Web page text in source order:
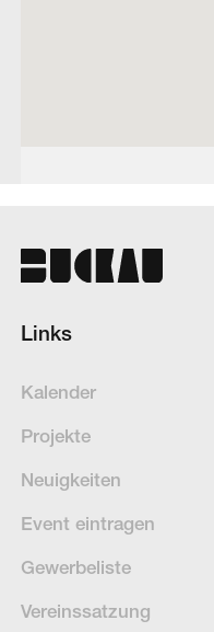
Links
Kalender
Projekte
Neuigkeiten
Event eintragen
Gewerbeliste
Vereinssatzung